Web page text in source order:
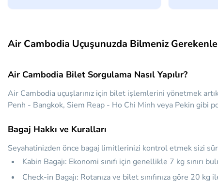
Air Cambodia Uçuşunuzda Bilmeniz
Air Cambodia Bilet Sorgulama Nasıl Yapılır?
Air Cambodia uçuşlarınız için bilet işlemlerini yönetmek
Penh - Bangkok, Siem Reap - Ho Chi Minh veya Pekin gibi
Bagaj Hakkı ve Kuralları
Seyahatinizden önce bagaj limitlerinizi kontrol etmek sizi
Kabin Bagajı: Ekonomi sınıfı için genellikle 7 kg sınırı
Check-in Bagajı: Rotanıza ve bilet sınıfınıza göre 20